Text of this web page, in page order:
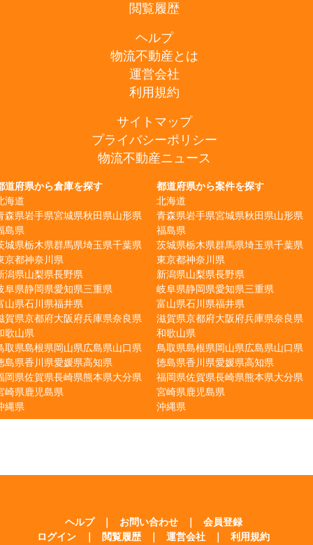
閲覧履歴
ヘルプ
物流不動産とは
運営会社
利用規約
サイトマップ
プライバシーポリシー
物流不動産ニュース
道府県から倉庫を探す
海道
森県岩手県宮城県秋田県山形県
島県
城県栃木県群馬県埼玉県千葉県
京都神奈川県
潟県山梨県長野県
阜県静岡県愛知県三重県
山県石川県福井県
賀県京都府大阪府兵庫県奈良県
歌山県
取県島根県岡山県広島県山口県
島県香川県愛媛県高知県
岡県佐賀県長崎県熊本県大分県
崎県鹿児島県
縄県
都道府県から案件を探す
北海道
青森県岩手県宮城県秋田県山形県
福島県
茨城県栃木県群馬県埼玉県千葉県
東京都神奈川県
新潟県山梨県長野県
岐阜県静岡県愛知県三重県
富山県石川県福井県
滋賀県京都府大阪府兵庫県奈良県
和歌山県
鳥取県島根県岡山県広島県山口県
徳島県香川県愛媛県高知県
福岡県佐賀県長崎県熊本県大分県
宮崎県鹿児島県
沖縄県
ヘルプ ｜ お問い合わせ ｜
会員登録
ログイン
｜ 閲覧履歴 ｜ 運営会社 ｜ 利用規約